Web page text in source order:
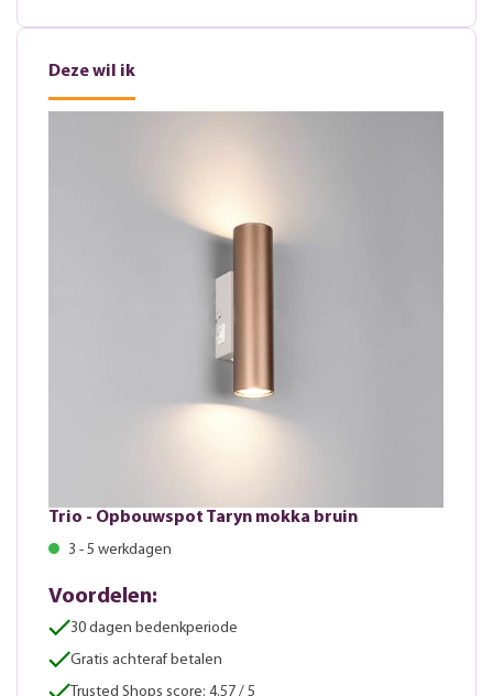
Deze wil ik
Trio - Opbouwspot Taryn mokka bruin
3 - 5 werkdagen
Voordelen:
30 dagen bedenkperiode
Gratis achteraf betalen
Trusted Shops score: 4.57 / 5